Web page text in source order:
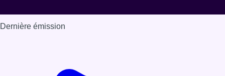
Dernière émission